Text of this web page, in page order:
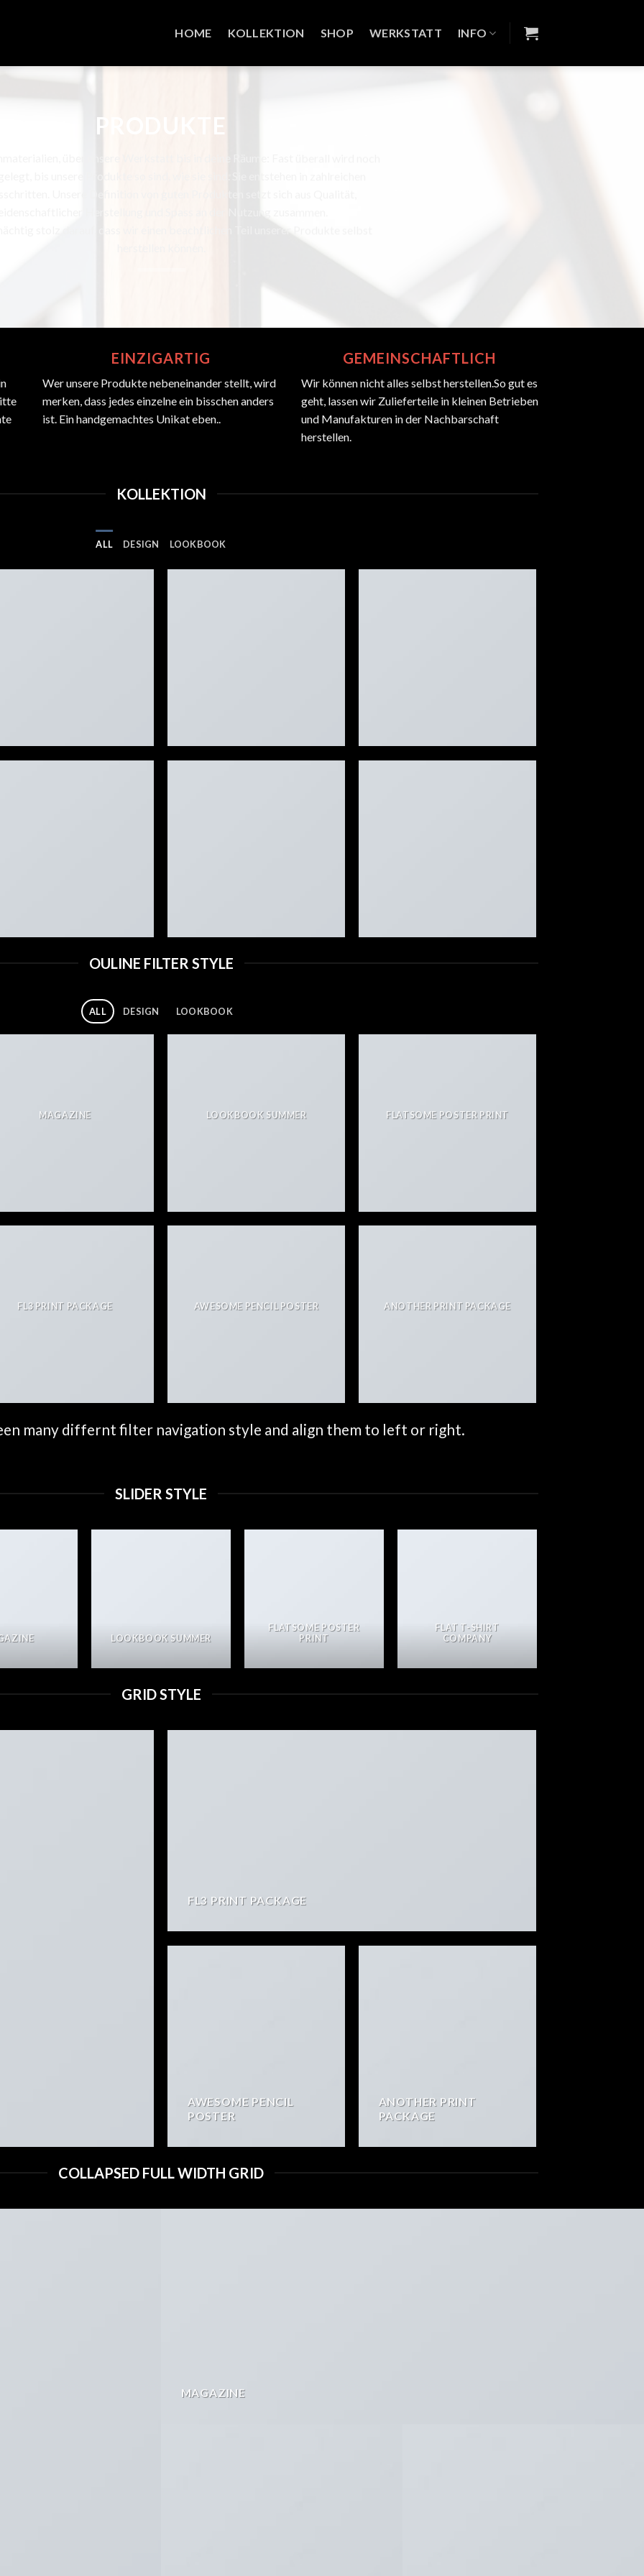
HOME KOLLEKTION SHOP WERKSTATT INFO
PRODUKTE
stolz darauf, dass wir einen beachtlichen Teil unserer Produkte selbst
EINZIGARTIG
Wer unsere Produkte nebeneinander stellt, wird
merken, dass jedes einzelne ein bisschen anders
ist. Ein handgemachtes Unikat eben..
GEMEINSCHAFTLICH
Wir können nicht alles selbst herstellen.So gut es
geht, lassen wir Zulieferteile in kleinen Betrieben
und Manufakturen in der Nachbarschaft
herstellen.
KOLLEKTION
ALL DESIGN LOOKBOOK
OULINE FILTER STYLE
ALL DESIGN LOOKBOOK
MAGAZINE LOOKBOOK SUMMER FLATSOME POSTER PRINT
FL3 PRINT PACKAGE AWESOME PENCIL POSTER ANOTHER PRINT PACKAGE
many differnt filter navigation style and align them to left or right.
SLIDER STYLE
LOOKBOOK SUMMER
FLATSOME POSTER
PRINT
FLAT T-SHIRT
COMPANY
GRID STYLE
FL3 PRINT PACKAGE
AWESOME PENCIL
POSTER
ANOTHER PRINT
PACKAGE
COLLAPSED FULL WIDTH GRID
MAGAZINE